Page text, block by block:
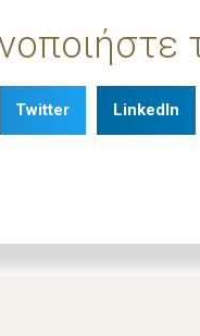
Twitter LinkedIn